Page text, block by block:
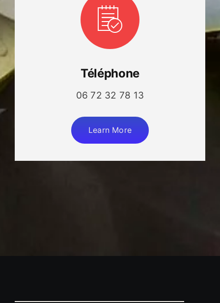
Téléphone
06 72 32 78 13
Learn More